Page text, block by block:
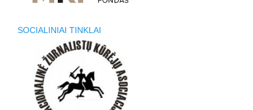
SOCIALINIAI TINKLAI